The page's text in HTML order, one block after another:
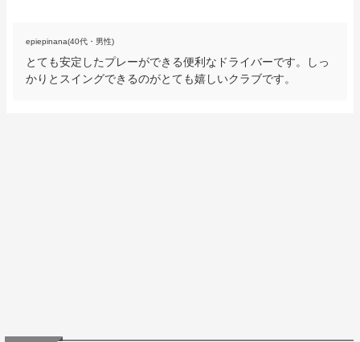
epiepinana(40代・男性)
とても安定したプレーができる便利なドライバーです。しっ
かりとスイングできるのがとても嬉しいクラブです。